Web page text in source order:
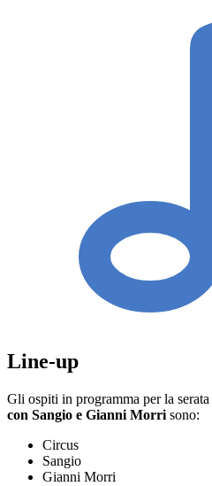
Line-up
Gli ospiti in programma per la serata
con Sangio e Gianni Morri sono:
Circus
Sangio
Gianni Morri